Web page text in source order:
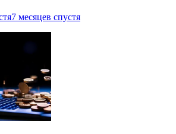
7 месяцев спустя